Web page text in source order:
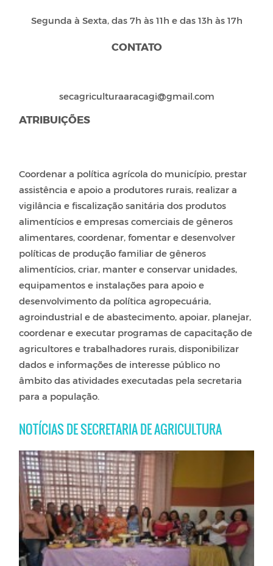
Segunda à Sexta, das 7h às 11h e das 13h às 17h
CONTATO
secagriculturaaracagi@gmail.com
ATRIBUIÇÕES
Coordenar a política agrícola do município, prestar
assistência e apoio a produtores rurais, realizar a
vigilância e fiscalização sanitária dos produtos
alimentícios e empresas comerciais de gêneros
alimentares, coordenar, fomentar e desenvolver
políticas de produção familiar de gêneros
alimentícios, criar, manter e conservar unidades,
equipamentos e instalações para apoio e
desenvolvimento da política agropecuária,
agroindustrial e de abastecimento, apoiar, planejar,
coordenar e executar programas de capacitação de
agricultores e trabalhadores rurais, disponibilizar
dados e informações de interesse público no
âmbito das atividades executadas pela secretaria
para a população.
NOTÍCIAS DE SECRETARIA DE AGRICULTURA